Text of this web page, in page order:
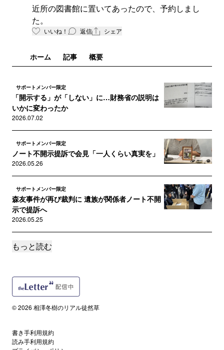
近所の図書館に置いてあったので、予約しまし
た。
いいね！ 返信 シェア
ホーム 記事 概要
サポートメンバー限定
「開示する」が「しない」に…財務省の説明は
いかに変わったか
2026.07.02
サポートメンバー限定
ノート不開示提訴で会見「一人くらい真実を」
2026.05.26
サポートメンバー限定
森友事件が再び裁判に 遺族が関係者ノート不開
示で提訴へ
2026.05.25
サポートメンバー限定
2026.02.15
永久に刻まれた音楽……『チャック・ベリー ブ
2026.02.11
もっと読む
© 2026 相澤冬樹のリアル徒然草
書き手利用規約
読み手利用規約